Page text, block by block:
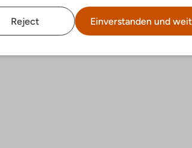
Reject Einverstanden und